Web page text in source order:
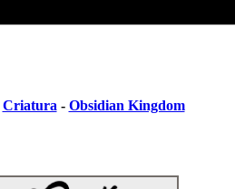
Criatura - Obsidian Kingdom